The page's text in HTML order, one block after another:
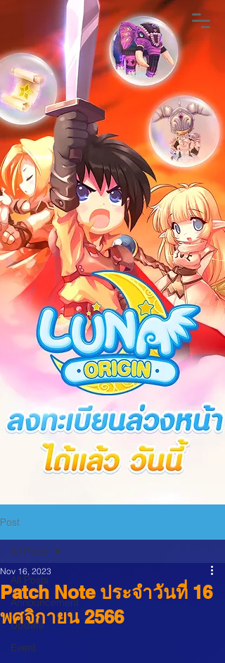
Post
All Posts
Announcement
Update
Event
All Posts
Patch Note ประจำวันที่ 16
พศจิกายน 2566
Nov 16, 2023